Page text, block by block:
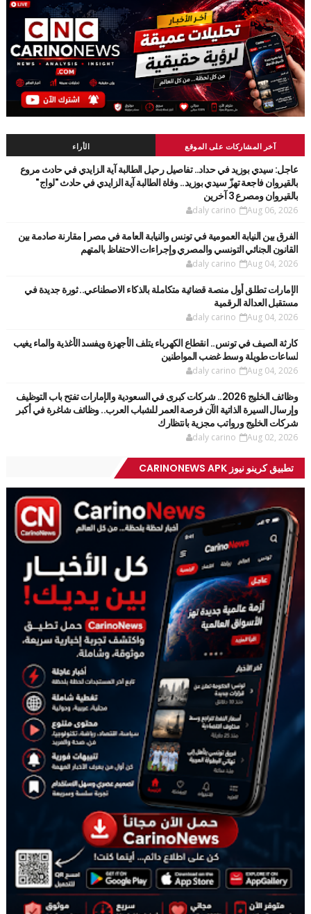
آخر المشاركات على الموقع الأراء
عاجل: سيدي بوزيد في حداد.. تفاصيل رحيل الطالبة آية الزايدي في حادث مروع
بالقيروان فاجعة تهزّ سيدي بوزيد.. وفاة الطالبة آية الزايدي في حادث "لواج"
بالقيروان ومصرع 3 آخرين
daly carino Aug 06, 2026
الفرق بين النيابة العمومية في تونس والنيابة العامة في مصر | مقارنة صادمة بين
القانون الجنائي التونسي والمصري وإجراءات الاحتفاظ بالمتهم
daly carino Aug 04, 2026
الإمارات تطلق أول منصة قضائية متكاملة بالذكاء الاصطناعي.. ثورة جديدة في
مستقبل العدالة الرقمية
daly carino Aug 04, 2026
كارثة الصيف في تونس.. انقطاع الكهرباء يتلف الأجهزة ويفسد الأغذية والماء يغيب
لساعات طويلة وسط غضب المواطنين
daly carino Aug 04, 2026
وظائف الخليج 2026.. شركات كبرى في السعودية والإمارات تفتح باب التوظيف
وإرسال السيرة الذاتية الآن فرصة العمر للشباب العرب.. وظائف شاغرة في أكبر
شركات الخليج ورواتب مجزية بانتظارك
daly carino Aug 02, 2026
تطبيق كرينو نيوز CARINONEWS APK